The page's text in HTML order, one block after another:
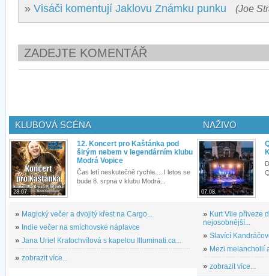
» Visáči komentují Jaklovu Známku punku (Joe
ZADEJTE KOMENTÁŘ
KLUBOVÁ SCÉNA
28.07.
12. Koncert pro Kaštánka pod
širým nebem v legendárním klubu
Modrá Vopice
Čas letí neskutečně rychle.... I letos se
bude 8. srpna v klubu Modrá...
» Magický večer a dvojitý křest na Cargo...
» Indie večer na smíchovské náplavce
» Jana Uriel Kratochvílová s kapelou Illuminati.ca...
» zobrazit více...
NAŽIVO
07.08.
» Kurt Vile přiveze
nejosobnější...
» Slavící
» Mezi melancholií
» zobrazit více...